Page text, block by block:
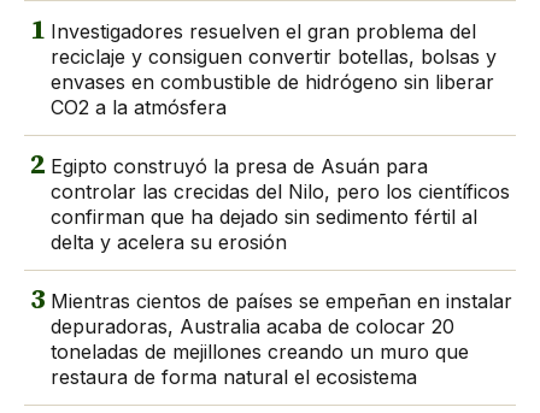
1 Investigadores resuelven el gran problema del
reciclaje y consiguen convertir botellas, bolsas y
envases en combustible de hidrógeno sin liberar
CO2 a la atmósfera
2 Egipto construyó la presa de Asuán para
controlar las crecidas del Nilo, pero los científicos
confirman que ha dejado sin sedimento fértil al
delta y acelera su erosión
3 Mientras cientos de países se empeñan en instalar
depuradoras, Australia acaba de colocar 20
toneladas de mejillones creando un muro que
restaura de forma natural el ecosistema